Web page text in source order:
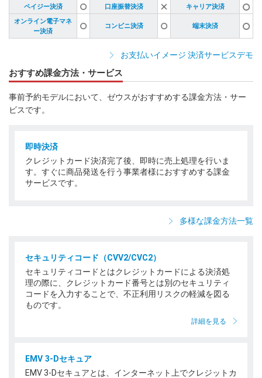
ペイジー決済 口座振替決済
キャリア決済
オンライン電子マネ
ー決済
コンビニ決済 端末決済
お支払いイメージ 決済サービスデモ
おすすめ課金方法・サービス
事前予約モデルにおいて、ゼウスがおすすめする課金方法・サー
ビスです。
即時決済
クレジットカード決済完了後、即時に売上処理を行いま
す。すぐに商品発送を行う事業者様におすすめする課金
サービスです。
多様な課金方法一覧
セキュリティコード（CVV2/CVC2）
セキュリティコードとはクレジットカードによる決済処
理の際に、クレジットカード番号とは別のセキュリティ
コードを入力することで、不正利用リスクの軽減を図る
ものです。
詳細を見る
EMV 3-Dセキュア
EMV 3-Dセキュアとは、インターネット上でクレジットカ